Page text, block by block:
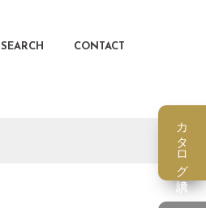
SEARCH CONTACT
カタログ請求